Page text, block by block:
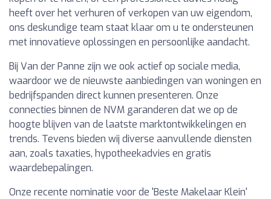
heeft over het verhuren of verkopen van uw eigendom,
ons deskundige team staat klaar om u te ondersteunen
met innovatieve oplossingen en persoonlijke aandacht.
Bij Van der Panne zijn we ook actief op sociale media,
waardoor we de nieuwste aanbiedingen van woningen en
bedrijfspanden direct kunnen presenteren. Onze
connecties binnen de NVM garanderen dat we op de
hoogte blijven van de laatste marktontwikkelingen en
trends. Tevens bieden wij diverse aanvullende diensten
aan, zoals taxaties, hypotheekadvies en gratis
waardebepalingen.
Onze recente nominatie voor de 'Beste Makelaar Klein'